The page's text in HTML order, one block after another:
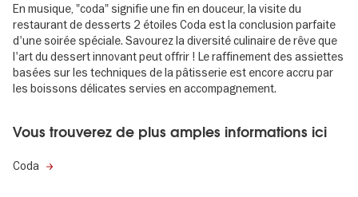
En musique, "coda" signifie une fin en douceur, la visite du
restaurant de desserts 2 étoiles Coda est la conclusion parfaite
d'une soirée spéciale. Savourez la diversité culinaire de rêve que
l'art du dessert innovant peut offrir ! Le raffinement des assiettes
basées sur les techniques de la pâtisserie est encore accru par
les boissons délicates servies en accompagnement.
Vous trouverez de plus amples informations ici
Coda